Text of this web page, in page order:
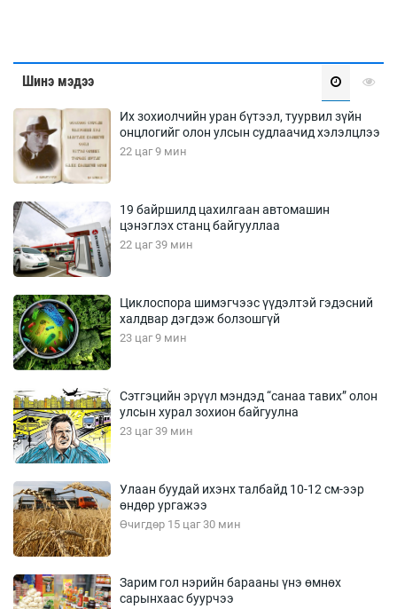
Шинэ мэдээ
Их зохиолчийн уран бүтээл, туурвил зүйн
онцлогийг олон улсын судлаачид хэлэлцлээ
22 цаг 9 мин
19 байршилд цахилгаан автомашин
цэнэглэх станц байгууллаа
22 цаг 39 мин
Циклоспора шимэгчээс үүдэлтэй гэдэсний
халдвар дэгдэж болзошгүй
23 цаг 9 мин
Сэтгэцийн эрүүл мэндэд “санаа тавих” олон
улсын хурал зохион байгуулна
23 цаг 39 мин
Улаан буудай ихэнх талбайд 10-12 см-ээр
өндөр ургажээ
Өчигдөр 15 цаг 30 мин
Зарим гол нэрийн барааны үнэ өмнөх
сарынхаас буурчээ